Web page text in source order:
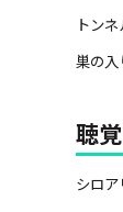
トン
巣の入
聴
シロア